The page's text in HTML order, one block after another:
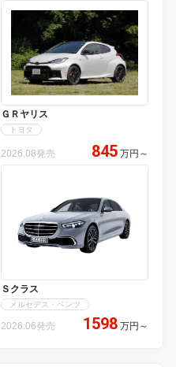
ＧＲヤリス
トヨタ
2026.08発売 845 万円 ～
Ｓクラス
メルセデス・ベンツ
2026.06発売 1598 万円 ～